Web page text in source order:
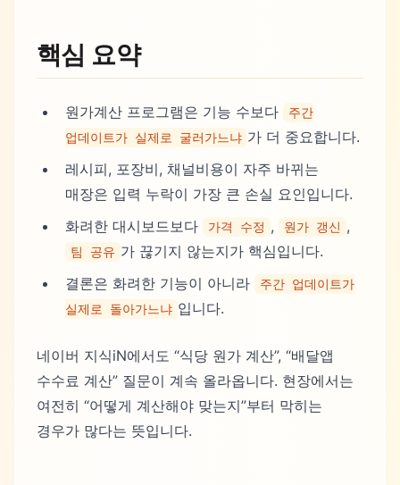
핵심 요약
원가계산 프로그램은 기능 수보다
주간
업데이트가 실제로 굴러가느냐 가 더 중요합니다.
레시피, 포장비, 채널비용이 자주 바뀌는
매장은 입력 누락이 가장 큰 손실 요인입니다.
화려한 대시보드보다
가격 수정 , 원가 갱신 ,
팀 공유 가 끊기지 않는지가 핵심입니다.
결론은 화려한 기능이 아니라
주간 업데이트가
실제로 돌아가느냐 입니다.
네이버 지식iN에서도 “식당 원가 계산”, “배달앱
수수료 계산” 질문이 계속 올라옵니다. 현장에서는
여전히 “어떻게 계산해야 맞는지”부터 막히는
경우가 많다는 뜻입니다.